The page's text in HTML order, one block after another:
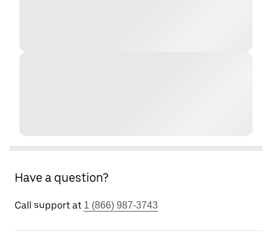
Have a question?
Call support at 1 (866) 987-3743